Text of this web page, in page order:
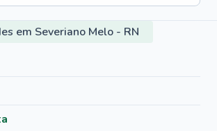
em Severiano Melo - RN